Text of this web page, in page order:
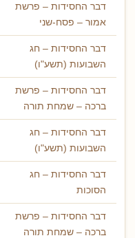
דבר החסידות – פרשת
אמור – פסח-שני
דבר החסידות – חג
השבועות (תשע"ו)
דבר החסידות – פרשת
ברכה – שמחת תורה
דבר החסידות – חג
השבועות (תשע"ו)
דבר החסידות – חג
הסוכות
דבר החסידות – פרשת
ברכה – שמחת תורה